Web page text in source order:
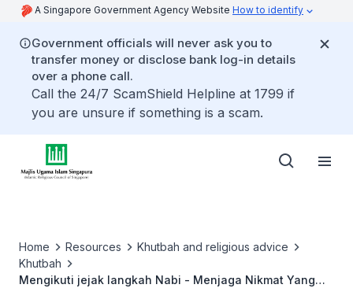
A Singapore Government Agency Website How to identify
Government officials will never ask you to
transfer money or disclose bank log-in details
over a phone call.
Call the 24/7 ScamShield Helpline at 1799 if
you are unsure if something is a scam.
Home Resources
Khutbah and religious advice
Khutbah
Mengikuti jejak langkah Nabi - Menjaga Nikmat Yang